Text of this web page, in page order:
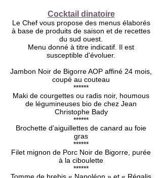
Cocktail dinatoire
Le Chef vous propose des menus élaborés
à base de produits de saison et de recettes
du sud ouest.
Menu donné à titre indicatif. Il est
susceptible d'évoluer.
Jambon Noir de Bigorre AOP affiné 24 mois,
coupé au couteau
******
Maki de courgettes ou radis noir, houmous
de légumineuses bio de chez Jean
Christophe Bady
******
Brochette d’aiguillettes de canard au foie
gras
******
Filet mignon de Porc Noir de Bigorre, purée
à la ciboulette
******